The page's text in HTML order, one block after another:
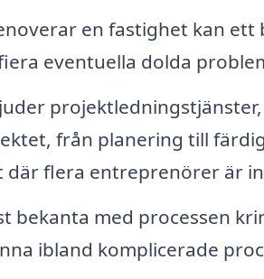
en fastighet kan ett
eventuella dolda
från planering till
flera entreprenörer är
bekanta med processen
ibland komplicerade